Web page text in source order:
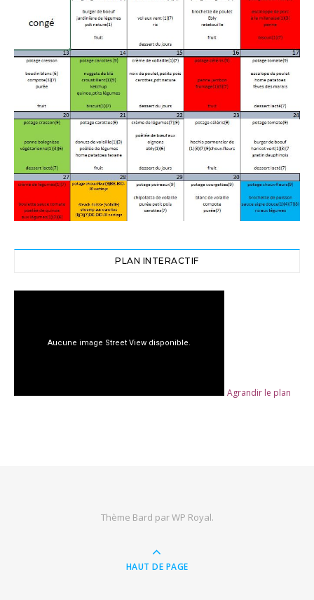
PLAN INTERACTIF
Agrandir le plan
Thème Bard parWP Royal.
HAUT DE PAGE